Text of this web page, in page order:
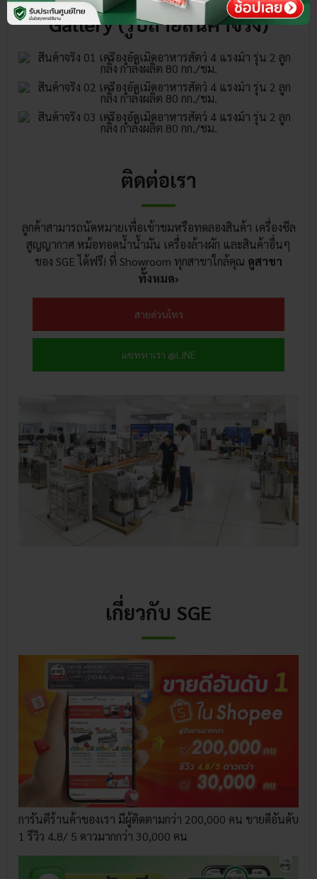
Gallery (รูปถ่ายสินค้าจริง)
ติดต่อเรา
ลูกค้าสามารถนัดหมายเพื่อเข้าชมหรือทดลองสินค้า เครื่องซีล
สูญญากาศ หม้อทอดน้ำน้ำมัน เครื่องล้างผัก และสินค้าอื่นๆ
ของ SGE ได้ฟรี! ที่ Showroom ทุกสาขาใกล้คุณ ดูสาขา
ทั้งหมด›
สายด่วนโทร
แชทหาเรา @LINE
เกี่ยวกับ SGE
การันตีร้านค้าของเรา มีผู้ติดตามกว่า 200,000 คน ขายดีอันดับ
1 รีวิว 4.8/ 5 ดาวมากกว่า 30,000 คน